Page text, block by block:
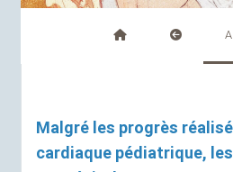
Malgré les progrès
cardiaque pédiatrique,